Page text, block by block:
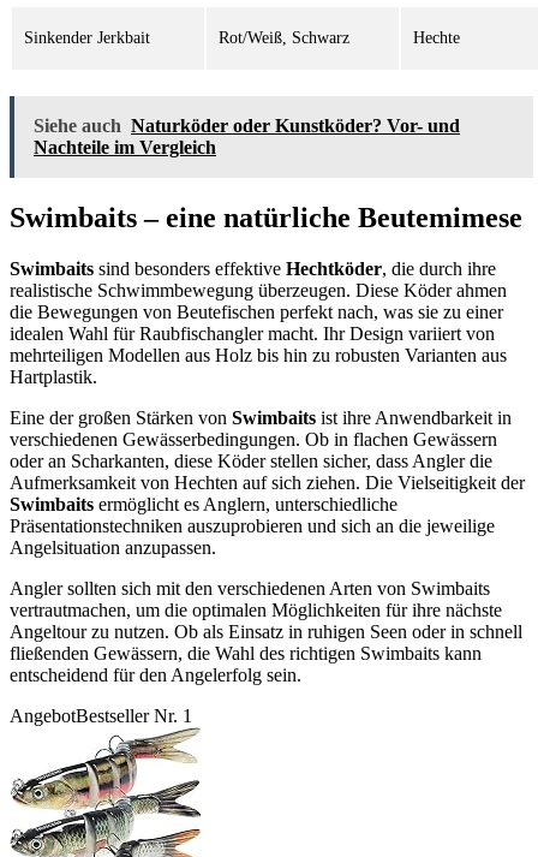
Sinkender Jerkbait Rot/Weiß, Schwarz Hechte
Siehe auch Naturköder oder Kunstköder? Vor- und
Nachteile im Vergleich
Swimbaits – eine natürliche Beutemimese
Swimbaits sind besonders effektive Hechtköder, die durch ihre
realistische Schwimmbewegung überzeugen. Diese Köder ahmen
die Bewegungen von Beutefischen perfekt nach, was sie zu einer
idealen Wahl für Raubfischangler macht. Ihr Design variiert von
mehrteiligen Modellen aus Holz bis hin zu robusten Varianten aus
Hartplastik.
Eine der großen Stärken von Swimbaits ist ihre Anwendbarkeit in
verschiedenen Gewässerbedingungen. Ob in flachen Gewässern
oder an Scharkanten, diese Köder stellen sicher, dass Angler die
Aufmerksamkeit von Hechten auf sich ziehen. Die Vielseitigkeit der
Swimbaits ermöglicht es Anglern, unterschiedliche
Präsentationstechniken auszuprobieren und sich an die jeweilige
Angelsituation anzupassen.
Angler sollten sich mit den verschiedenen Arten von Swimbaits
vertrautmachen, um die optimalen Möglichkeiten für ihre nächste
Angeltour zu nutzen. Ob als Einsatz in ruhigen Seen oder in schnell
fließenden Gewässern, die Wahl des richtigen Swimbaits kann
entscheidend für den Angelerfolg sein.
AngebotBestseller Nr. 1